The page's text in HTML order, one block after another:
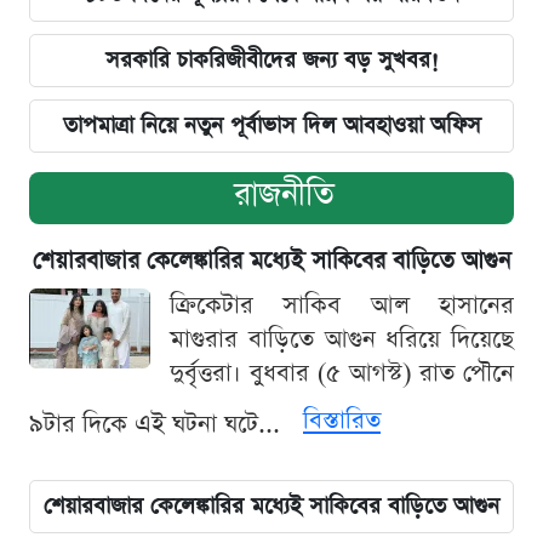
সরকারি চাকরিজীবীদের জন্য বড় সুখবর!
তাপমাত্রা নিয়ে নতুন পূর্বাভাস দিল আবহাওয়া অফিস
রাজনীতি
শেয়ারবাজার কেলেঙ্কারির মধ্যেই সাকিবের বাড়িতে আগুন
ক্রিকেটার সাকিব আল হাসানের
মাগুরার বাড়িতে আগুন ধরিয়ে দিয়েছে
দুর্বৃত্তরা। বুধবার (৫ আগস্ট) রাত পৌনে
৯টার দিকে এই ঘটনা ঘটে...
বিস্তারিত
শেয়ারবাজার কেলেঙ্কারির মধ্যেই সাকিবের বাড়িতে আগুন